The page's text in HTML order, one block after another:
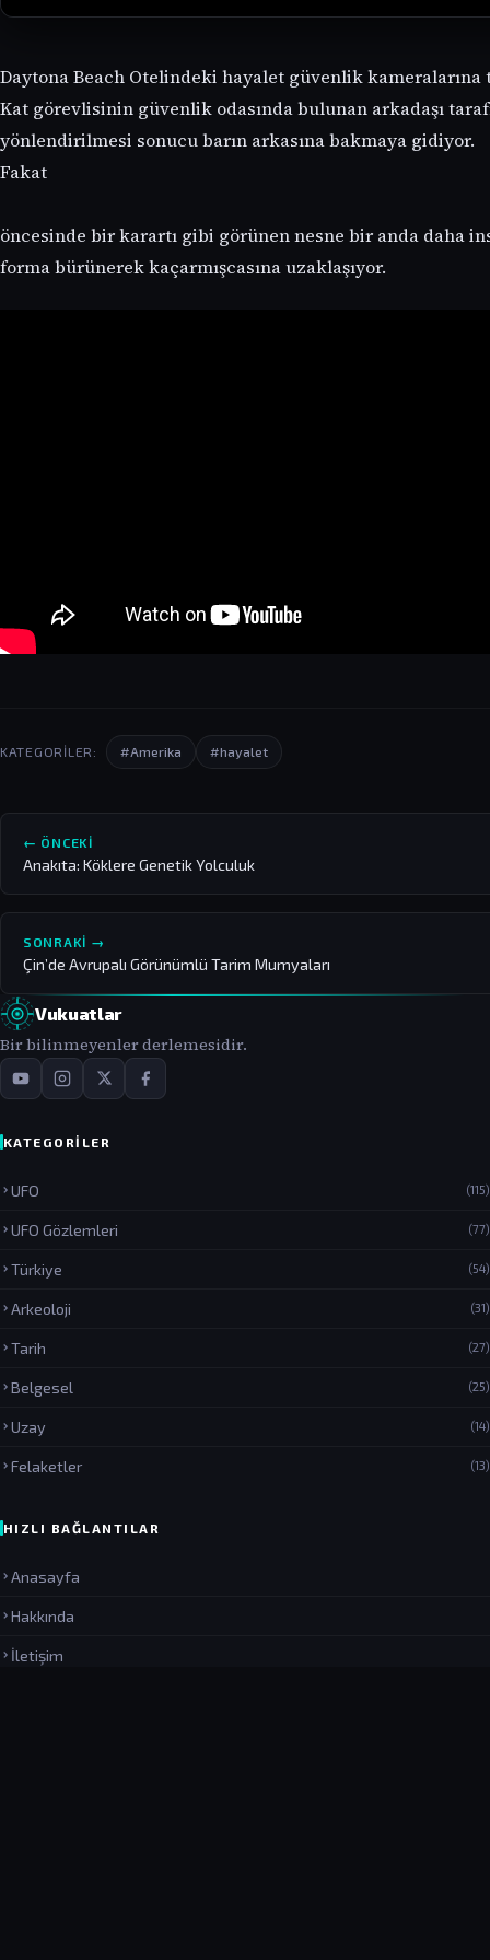
Daytona Beach Otelindeki hayalet güvenlik kameralarına
Kat görevlisinin güvenlik odasında bulunan arkadaşı
yönlendirilmesi sonucu barın arkasına bakmaya gidiyor.
Fakat
öncesinde bir karartı gibi görünen nesne bir anda daha
forma bürünerek kaçarmışcasına uzaklaşıyor.
KATEGORILER: #Amerika #hayalet
← ÖNCEKI
Anakıta: Köklere Genetik Yolculuk
SONRAKI →
Çin’de Avrupalı Görünümlü Tarim Mumyaları
Vukuatlar
Bir bilinmeyenler derlemesidir.
KATEGORILER
UFO (115)
UFO Gözlemleri (77)
Türkiye (54)
Arkeoloji (31)
Tarih (27)
Belgesel (25)
Uzay (14)
Felaketler (13)
HIZLI BAĞLANTILAR
Anasayfa
Hakkında
İletişim